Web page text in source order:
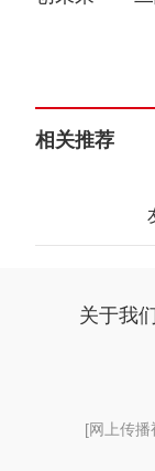
相关推荐
关于我们
[网上传播